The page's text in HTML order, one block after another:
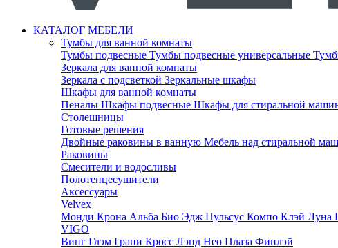
КАТАЛОГ МЕБЕЛИ
Тумбы для ванной комнаты
Тумбы подвесные Тумбы подвесные универсальные
Зеркала для ванной комнаты
Зеркала с подсветкой Зеркальные шкафы
Шкафы для ванной комнаты
Пеналы Шкафы подвесные Шкафы для стиральной
Столешницы
Готовые решения
Двойные раковины в ванную Мебель над стиральной
Раковины
Смесители и водосливы
Полотенцесушители
Аксессуары
Velvex
Монди Крона Альба Био Эдж Пульсус Компо Клэй Луна
VIGO
Винг Глэм Грани Кросс Лэнд Нео Плаза Финлэй